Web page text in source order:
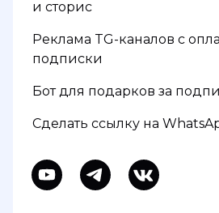
и сторис
Реклама TG-каналов с
подписки
Бот для подарков за
Сделать ссылку на